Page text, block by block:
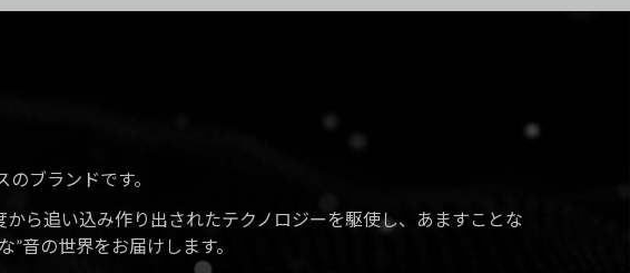
ブランドです。
から追い込み作り出されたテクノロジーを駆使し、あますことな
音の世界をお届けします。